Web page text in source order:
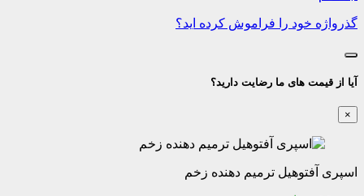
گذرواژه خود را فراموش کرده اید؟
آیا از قیمت های ما رضایت دارید؟
×
اسپری آفتوهیل ترمیم دهنده زخم